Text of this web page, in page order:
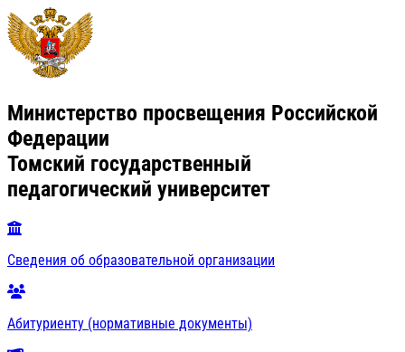
Министерство просвещения Российской
Федерации
Томский государственный
педагогический университет
Сведения об образовательной организации
Абитуриенту (нормативные документы)